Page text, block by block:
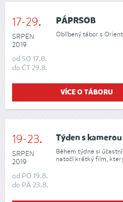
17-29.
SRPEN
2019
od SO 17.8.
do ČT29.8.
PÁPRSOB
Oblíbený tábor s
VÍCE O TÁBORU
19-23.
SRPEN
2019
od PO 19.8.
do PÁ 23.8.
Týden s kamerou
Během týdne si
natočí krátký film,